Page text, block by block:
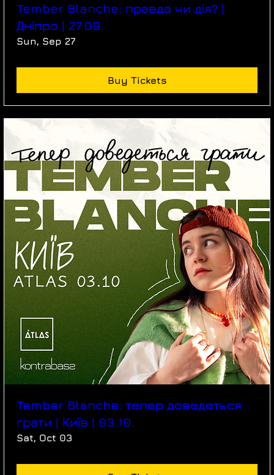
Tember Blanche: правда чи дія? |
Дніпро | 27.09.
Sun, Sep 27
Buy Tickets
Tember Blanche: тепер доведеться
грати | Київ | 03.10.
Sat, Oct 03